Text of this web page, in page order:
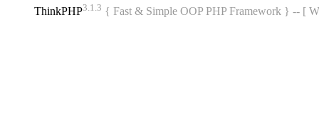
ThinkPHP3.1.3 { Fast & Simple OOP PHP Framework } -- [